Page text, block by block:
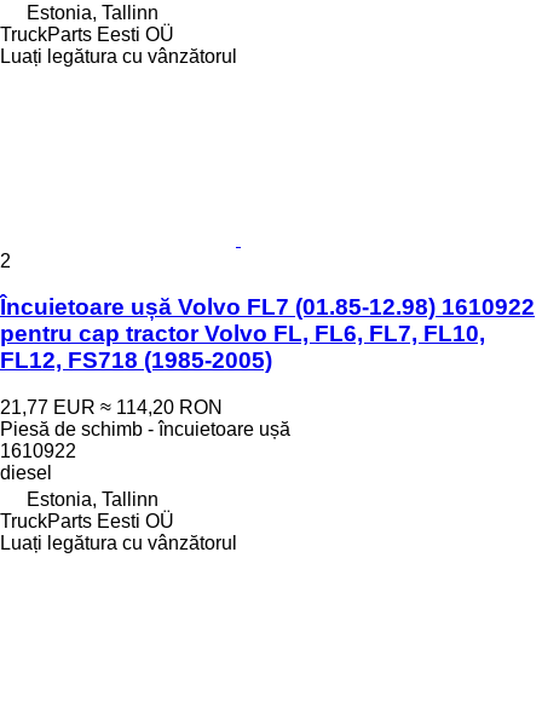
Estonia, Tallinn
TruckParts Eesti OÜ
Luați legătura cu vânzătorul
2
Încuietoare ușă Volvo FL7 (01.85-12.98) 1610922
pentru cap tractor Volvo FL, FL6, FL7, FL10,
FL12, FS718 (1985-2005)
21,77 EUR ≈ 114,20 RON
Piesă de schimb - încuietoare ușă
1610922
diesel
Estonia, Tallinn
TruckParts Eesti OÜ
Luați legătura cu vânzătorul